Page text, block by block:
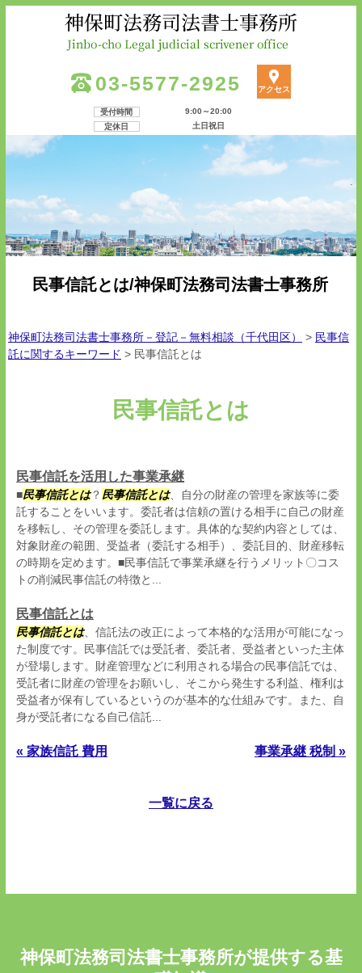
03-5577-2925 アクセス
受付時間
9:00～20:00
定休日
土日祝日
民事信託とは/神保町法務司法書士事務所
神保町法務司法書士事務所－登記－無料相談（千代田区） > 民事信
託に関するキーワード > 民事信託とは
民事信託とは
民事信託を活用した事業承継
■民事信託とは？ 民事信託とは、自分の財産の管理を家族等に委
託することをいいます。委託者は信頼の置ける相手に自己の財産
を移転し、その管理を委託します。具体的な契約内容としては、
対象財産の範囲、受益者（委託する相手）、委託目的、財産移転
の時期を定めます。■民事信託で事業承継を行うメリット〇コス
トの削減民事信託の特徴と...
民事信託とは
民事信託とは、信託法の改正によって本格的な活用が可能になっ
た制度です。民事信託では受託者、委託者、受益者といった主体
が登場します。財産管理などに利用される場合の民事信託では、
受託者に財産の管理をお願いし、そこから発生する利益、権利は
受益者が保有しているというのが基本的な仕組みです。また、自
身が受託者になる自己信託...
« 家族信託 費用 事業承継 税制 »
一覧に戻る
神保町法務司法書士事務所が提供する基